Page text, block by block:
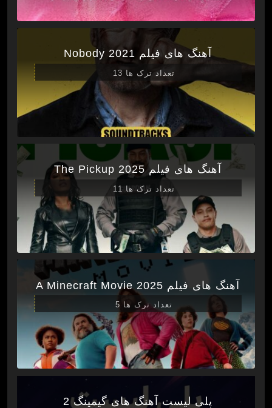
آهنگ های فیلم Nobody 2021
تعداد ترک ها 13
آهنگ های فیلم The Pickup 2025
تعداد ترک ها 11
آهنگ های فیلم A Minecraft Movie 2025
تعداد ترک ها 5
پلی لیست آهنگ های گیمینگ 2